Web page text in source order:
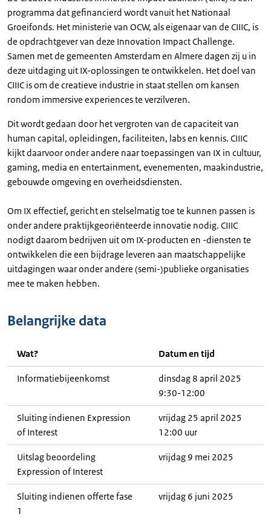
programma dat gefinancierd wordt vanuit het Nationaal
Groeifonds. Het ministerie van OCW, als eigenaar van de CIIIC, is
de opdrachtgever van deze Innovation Impact Challenge.
Samen met de gemeenten Amsterdam en Almere dagen zij u in
deze uitdaging uit IX-oplossingen te ontwikkelen. Het doel van
CIIIC is om de creatieve industrie in staat stellen om kansen
rondom immersive experiences te verzilveren.
Dit wordt gedaan door het vergroten van de capaciteit van
human capital, opleidingen, faciliteiten, labs en kennis. CIIIC
kijkt daarvoor onder andere naar toepassingen van IX in cultuur,
gaming, media en entertainment, evenementen, maakindustrie,
gebouwde omgeving en overheidsdiensten.
Om IX effectief, gericht en stelselmatig toe te kunnen passen is
onder andere praktijkgeoriënteerde innovatie nodig. CIIIC
nodigt daarom bedrijven uit om IX-producten en -diensten te
ontwikkelen die een bijdrage leveren aan maatschappelijke
uitdagingen waar onder andere (semi-)publieke organisaties
mee te maken hebben.
Belangrijke data
Wat? Datum en tijd
Informatiebijeenkomst
dinsdag 8 april 2025
9:30-12:00
Sluiting indienen Expression
of Interest
vrijdag 25 april 2025
12:00 uur
Uitslag beoordeling
Expression of Interest
vrijdag 9 mei 2025
Sluiting indienen offerte fase
1
vrijdag 6 juni 2025